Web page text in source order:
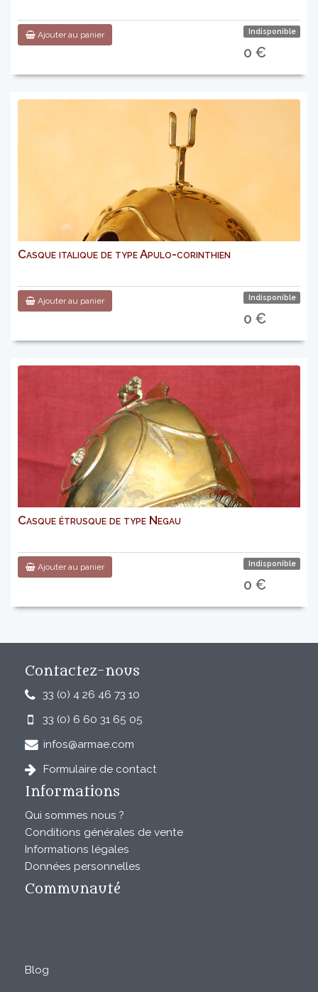
Ajouter au panier Indisponible
0 €
Casque italique de type Apulo-corinthien
Ajouter au panier Indisponible
0 €
Casque étrusque de type Negau
Ajouter au panier Indisponible
0 €
Contactez-nous
33 (0) 4 26 46 73 10
33 (0) 6 60 31 65 05
infos@armae.com
Formulaire de contact
Informations
Qui sommes nous ?
Conditions générales de vente
Informations légales
Données personnelles
Communauté
Blog